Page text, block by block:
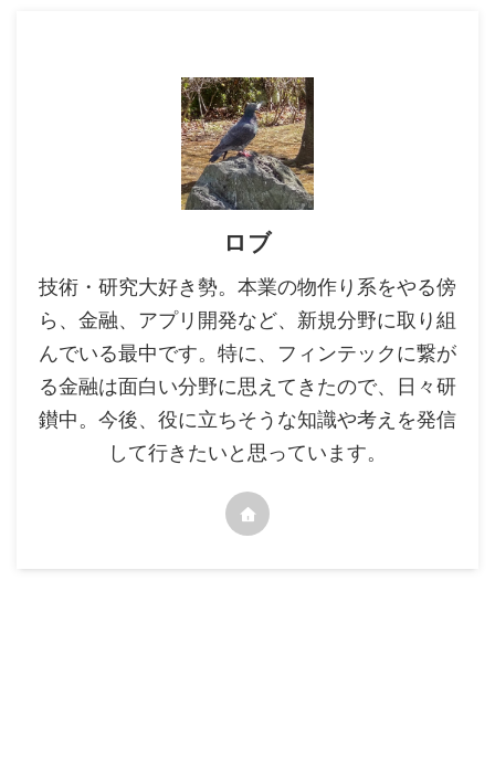
ロブ
技術・研究大好き勢。本業の物作り系をやる傍
ら、金融、アプリ開発など、新規分野に取り組
んでいる最中です。特に、フィンテックに繋が
る金融は面白い分野に思えてきたので、日々研
鑚中。今後、役に立ちそうな知識や考えを発信
して行きたいと思っています。